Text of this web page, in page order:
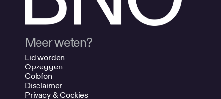
Meer weten?
Lid worden
Opzeggen
Colofon
Disclaimer
Privacy & Cookies